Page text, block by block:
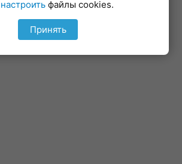
настроить файлы cookies.
Принять